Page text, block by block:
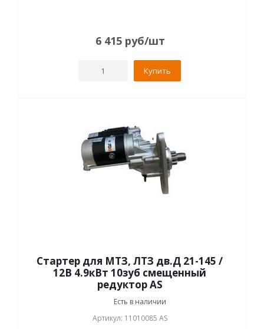
6 415руб/шт
Купить
Стартер для МТЗ, ЛТЗ дв.Д 21-145 /
12В 4.9кВт 10зуб смещенный
редуктор AS
Есть в наличии
Артикул: 11010085 AS